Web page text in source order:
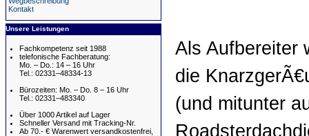
Kontakt
Unsere Leistungen
Fachkompetenz seit 1988
telefonische Fachberatung:
Mo. – Do.: 14 – 16 Uhr
Tel.: 02331–48334-13
Bürozeiten: Mo. – Do. 8 – 16 Uhr
Tel.: 02331–483340
Über 1000 Artikel auf Lager
Schneller Versand mit Tracking-Nr.
Ab 70.- € Warenwert versandkostenfrei,
Als Aufbereiter
die
(und mitunter